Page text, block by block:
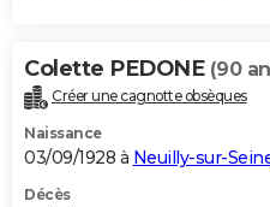
Colette PEDONE (90
Créer une cagnotte obsèques
Naissance
03/09/1928 à Neuilly-sur-
Décès